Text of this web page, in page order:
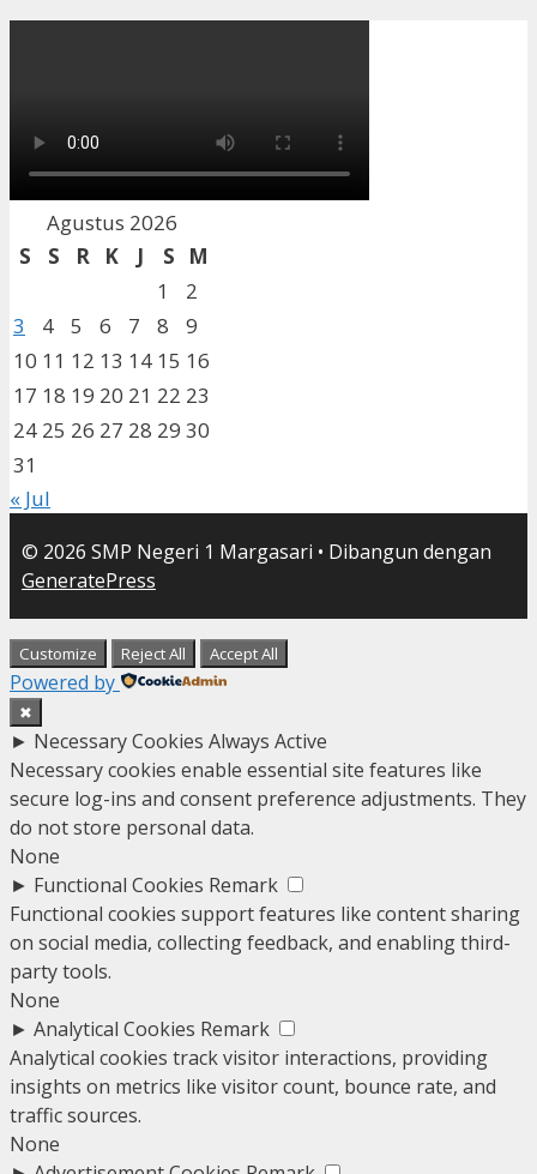
Agustus 2026
S
S R K J S
M
1
2
3
4 5 6 7 8
9
10 11 12 13 14 15 16
17 18 19 20 21 22 23
24 25 26 27 28 29 30
31
« Jul
© 2026 SMP Negeri 1 Margasari • Dibangun dengan
GeneratePress
Customize Reject All Accept All
Powered by
✖
► Necessary Cookies Always Active
Necessary cookies enable essential site features like
secure log-ins and consent preference adjustments. They
do not store personal data.
None
► Functional Cookies Remark
Functional cookies support features like content sharing
on social media, collecting feedback, and enabling third-
party tools.
None
► Analytical Cookies Remark
Analytical cookies track visitor interactions, providing
insights on metrics like visitor count, bounce rate, and
traffic sources.
None